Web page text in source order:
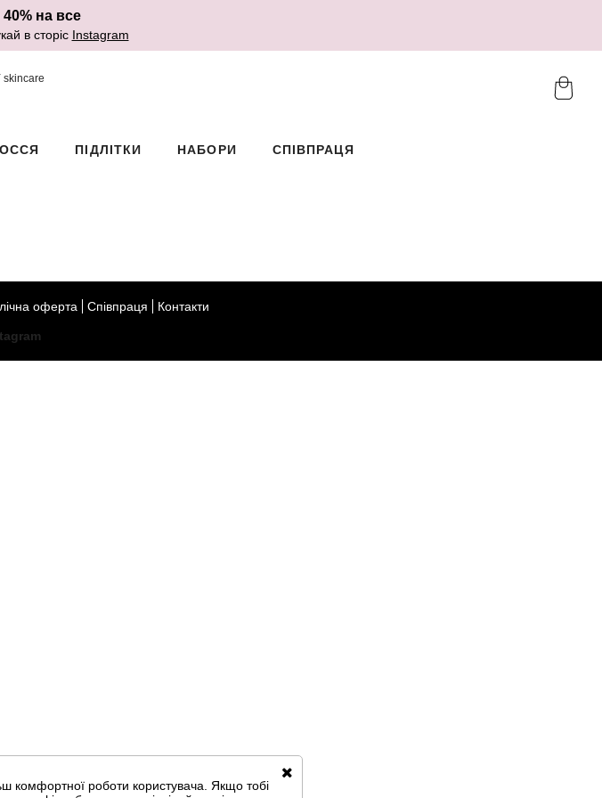
на все
в сторіс Instagram
ПІДЛІТКИ НАБОРИ СПІВПРАЦЯ
оферта Співпраця Контакти
комфортної роботи користувача. Якщо тобі